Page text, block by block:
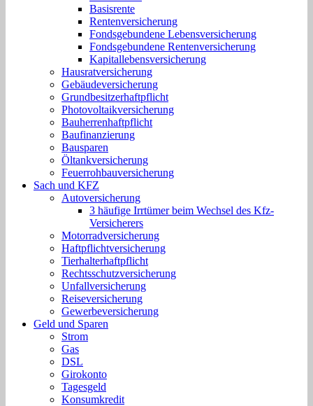
Basisrente
Rentenversicherung
Fondsgebundene Lebensversicherung
Fondsgebundene Rentenversicherung
Kapitallebensversicherung
Hausratversicherung
Gebäudeversicherung
Grundbesitzerhaftpflicht
Photovoltaikversicherung
Bauherrenhaftpflicht
Baufinanzierung
Bausparen
Öltankversicherung
Feuerrohbauversicherung
Sach und KFZ
Autoversicherung
3 häufige Irrtümer beim Wechsel des Kfz-
Versicherers
Motorradversicherung
Haftpflichtversicherung
Tierhalterhaftpflicht
Rechtsschutzversicherung
Unfallversicherung
Reiseversicherung
Gewerbeversicherung
Geld und Sparen
Strom
Gas
DSL
Girokonto
Tagesgeld
Konsumkredit